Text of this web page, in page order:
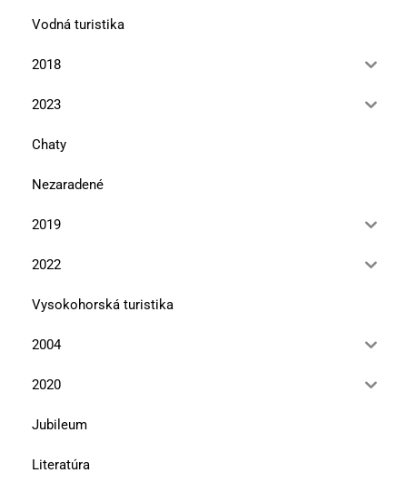
Vodná turistika
2018
2023
Chaty
Nezaradené
2019
2022
Vysokohorská turistika
2004
2020
Jubileum
Literatúra